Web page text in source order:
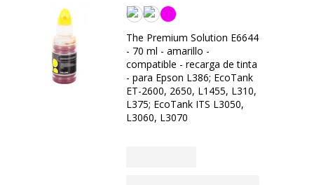
Amarilla
The Premium Solution E6644
- 70 ml - amarillo -
compatible - recarga de tinta
- para Epson L386; EcoTank
ET-2600, 2650, L1455, L310,
L375; EcoTank ITS L3050,
L3060, L3070